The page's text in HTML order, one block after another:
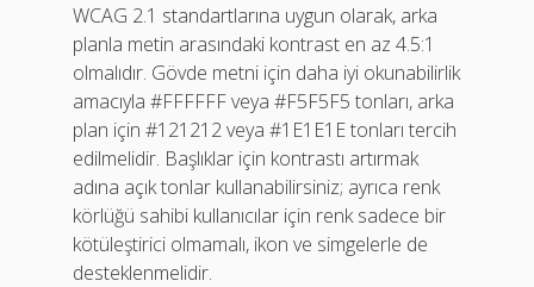
WCAG 2.1 standartlarına uygun olarak, arka
planla metin arasındaki kontrast en az 4.5:1
olmalıdır. Gövde metni için daha iyi okunabilirlik
amacıyla #FFFFFF veya #F5F5F5 tonları, arka
plan için #121212 veya #1E1E1E tonları tercih
edilmelidir. Başlıklar için kontrastı artırmak
adına açık tonlar kullanabilirsiniz; ayrıca renk
körlüğü sahibi kullanıcılar için renk sadece bir
kötüleştirici olmamalı, ikon ve simgelerle de
desteklenmelidir.